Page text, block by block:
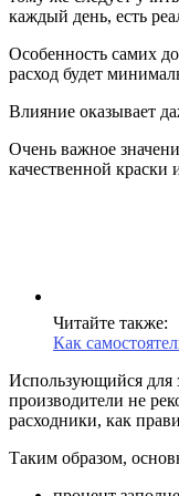
каждый день, есть
Особенность самих
расход будет
Влияние оказывает
Очень важное
качественной
Читайте также:
Как
Использующийся для
производители не
расходники, как
Таким образом,